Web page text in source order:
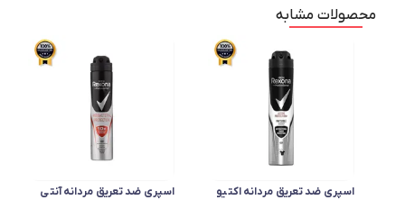
محصولات مشابه
اسپری ضد تعریق مردانه اکتیو
اسپری ضد تعریق مردانه آنتی